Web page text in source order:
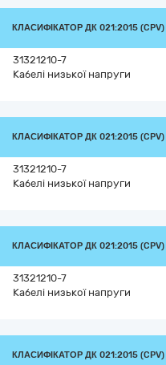
КЛАСИФІКАТОР ДК 021:2015 (CPV)
31321210-7
Кабелі низької напруги
КЛАСИФІКАТОР ДК 021:2015 (CPV)
31321210-7
Кабелі низької напруги
КЛАСИФІКАТОР ДК 021:2015 (CPV)
31321210-7
Кабелі низької напруги
КЛАСИФІКАТОР ДК 021:2015 (CPV)